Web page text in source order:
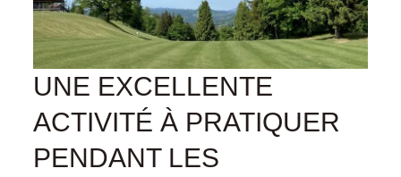
UNE EXCELLENTE
ACTIVITÉ À PRATIQUER
PENDANT LES